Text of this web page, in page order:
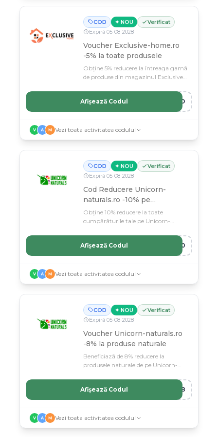
COD ✦ NOU
Verificat
Expiră 05-08-2028
Voucher Exclusive-home.ro
-5% la toate produsele
Obține 5% reducere la întreaga gamă
de produse din magazinul Exclusive-
ERO
Afișează Codul
V A M Vezi toata activitatea codului
COD ✦ NOU
Verificat
Expiră 05-08-2028
Cod Reducere Unicorn-
naturals.ro -10% pe
cumpărături
Obține 10% reducere la toate
cumpărăturile tale pe Unicorn-
C10
Afișează Codul
V A M Vezi toata activitatea codului
COD ✦ NOU
Verificat
Expiră 05-08-2028
Voucher Unicorn-naturals.ro
-8% la produse naturale
Beneficiază de 8% reducere la
produsele naturale de pe Unicorn-
RN8
Afișează Codul
V A M Vezi toata activitatea codului